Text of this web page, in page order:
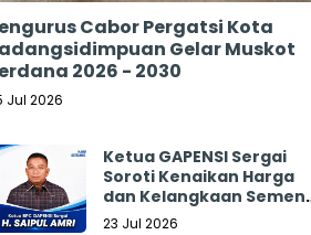
Cabor Pergatsi Kota
Gelar Muskot
2026 - 2030
Jul 2026
Ketua GAPENSI Sergai
Soroti Kenaikan Harga
dan Kelangkaan Semen,
Minta Pemerintah
23 Jul 2026